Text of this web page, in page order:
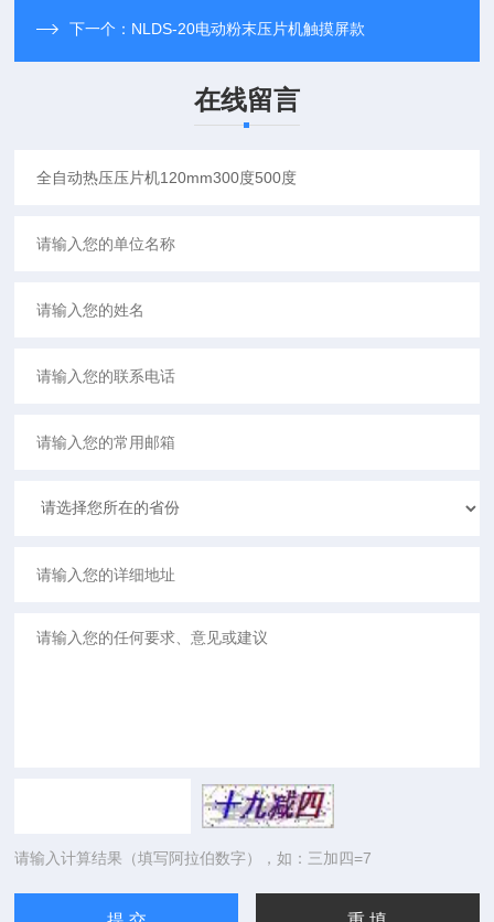
下一个： NLDS-20电动粉末压片机触摸屏款
在线留言
请输入计算结果（填写阿拉伯数字），如：三加四=7